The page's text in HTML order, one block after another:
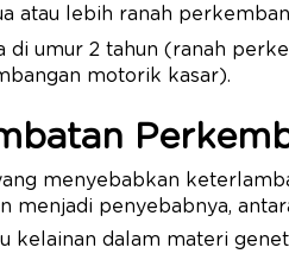
atau lebih ranah
di umur 2 tahun (ranah
motorik kasar).
menyebabkan
menjadi penyebabnya,
kelainan dalam materi